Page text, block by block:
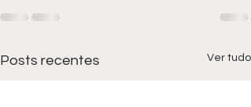
Posts recentes Ver tudo